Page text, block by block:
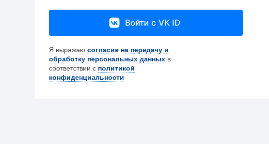
Войти с VK ID
Я выражаю согласие на передачу и
обработку персональных данных в
соответствии с политикой
конфиденциальности